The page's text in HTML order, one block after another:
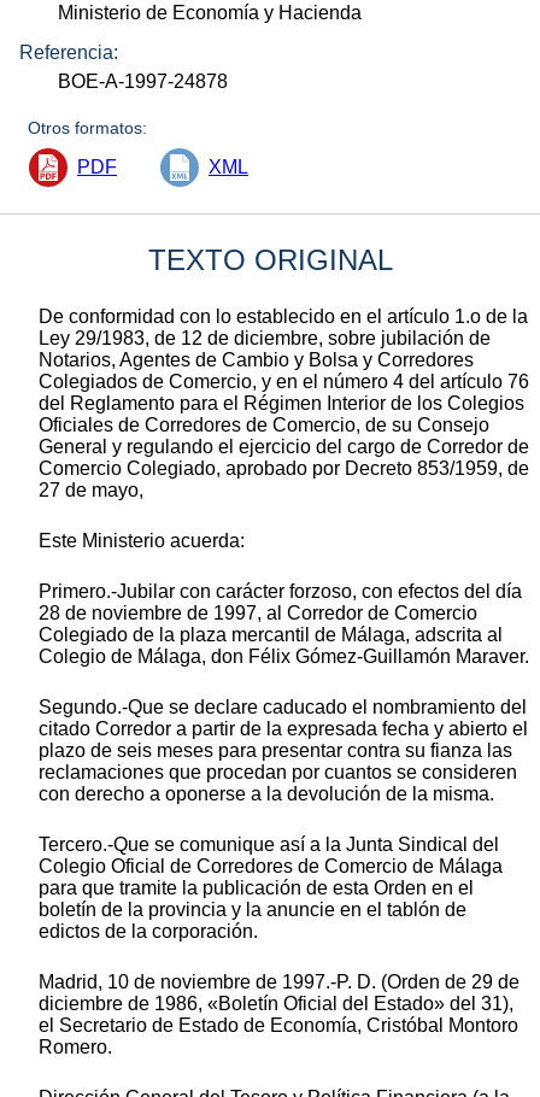
Ministerio de Economía y Hacienda
Referencia:
BOE-A-1997-24878
Otros formatos:
PDF XML
TEXTO ORIGINAL
De conformidad con lo establecido en el artículo 1.o de la
Ley 29/1983, de 12 de diciembre, sobre jubilación de
Notarios, Agentes de Cambio y Bolsa y Corredores
Colegiados de Comercio, y en el número 4 del artículo 76
del Reglamento para el Régimen Interior de los Colegios
Oficiales de Corredores de Comercio, de su Consejo
General y regulando el ejercicio del cargo de Corredor de
Comercio Colegiado, aprobado por Decreto 853/1959, de
27 de mayo,
Este Ministerio acuerda:
Primero.-Jubilar con carácter forzoso, con efectos del día
28 de noviembre de 1997, al Corredor de Comercio
Colegiado de la plaza mercantil de Málaga, adscrita al
Colegio de Málaga, don Félix Gómez-Guillamón Maraver.
Segundo.-Que se declare caducado el nombramiento del
citado Corredor a partir de la expresada fecha y abierto el
plazo de seis meses para presentar contra su fianza las
reclamaciones que procedan por cuantos se consideren
con derecho a oponerse a la devolución de la misma.
Tercero.-Que se comunique así a la Junta Sindical del
Colegio Oficial de Corredores de Comercio de Málaga
para que tramite la publicación de esta Orden en el
boletín de la provincia y la anuncie en el tablón de
edictos de la corporación.
Madrid, 10 de noviembre de 1997.-P. D. (Orden de 29 de
diciembre de 1986, «Boletín Oficial del Estado» del 31),
el Secretario de Estado de Economía, Cristóbal Montoro
Romero.